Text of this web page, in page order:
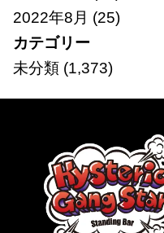
2022年8月 (25)
カテゴリー
未分類(1,373)